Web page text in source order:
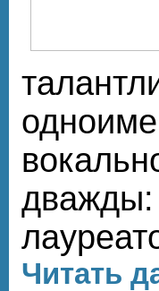
дважды:
Читать